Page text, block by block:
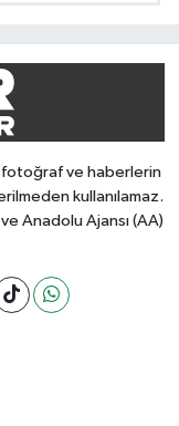
fotoğraf ve haberlerin
kullanılamaz.
Anadolu Ajansı (AA)